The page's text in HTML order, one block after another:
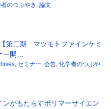
のつぶやき , 論文
【第二期 マツモトファインケミ
ー開…
, セミナー, 会告, 化学者のつぶや
ンがもたらすポリマーサイエン